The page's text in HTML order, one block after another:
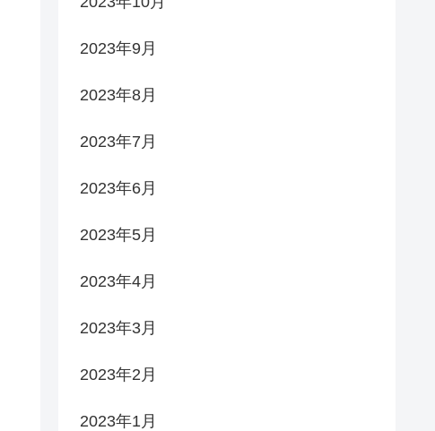
2023年9月
2023年8月
2023年7月
2023年6月
2023年5月
2023年4月
2023年3月
2023年2月
2023年1月